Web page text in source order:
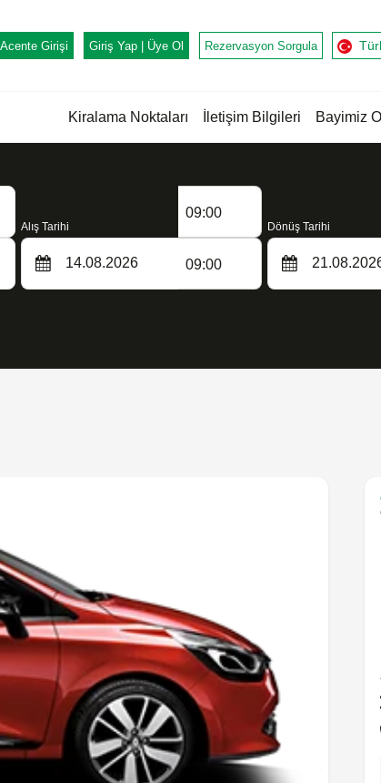
Rezervasyon Sorgula
Giriş Yap | Üye Ol
Acente Girişi
Kiralama Noktaları İletişim Bilgileri Bayimiz
Alış Tarihi
09:00
09:00
Dönüş Tarihi